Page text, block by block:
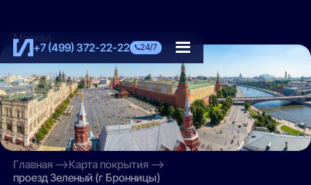
+7 (499) 372-22-22 24/7
Москва
Главная
Карта покрытия
проезд Зеленый (г Бронницы)